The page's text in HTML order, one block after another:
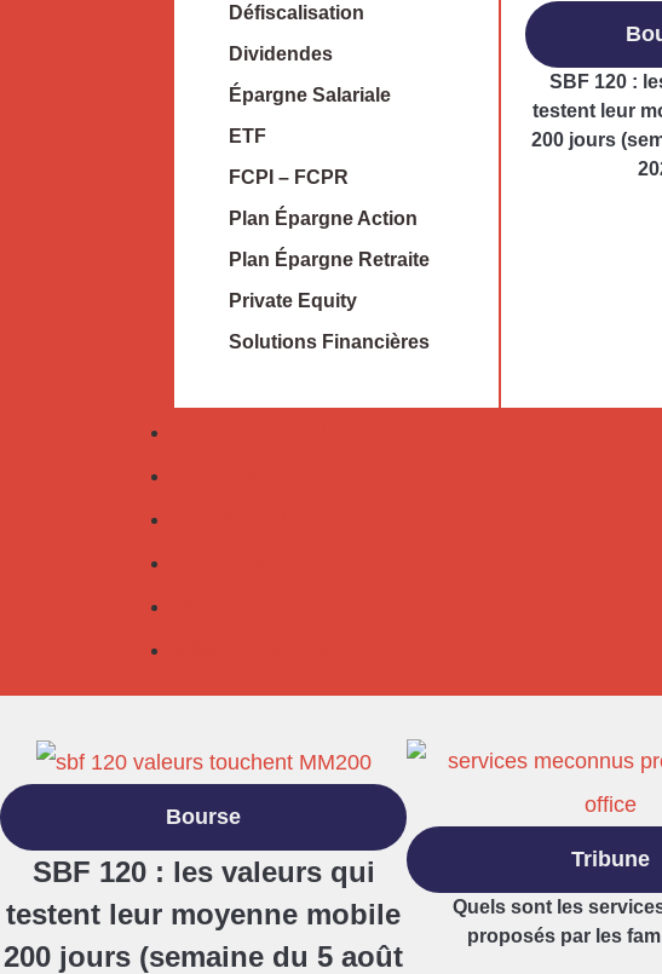
Défiscalisation
Dividendes
Épargne Salariale
ETF
FCPI – FCPR
Plan Épargne Action
Plan Épargne Retraite
Private Equity
Solutions Financières
SBF 120 :
testent leur
200 jours
Bourse
SBF 120 : les valeurs qui
testent leur moyenne mobile
200 jours (semaine du 5 août
Tribune
Quels sont les
proposés par les